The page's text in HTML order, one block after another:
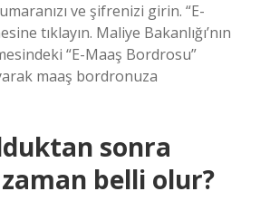
ve şifrenizi girin. “E-
tıklayın. Maliye Bakanlığı’nın
“E-Maaş Bordrosu”
maaş bordronuza
sonra
belli olur?